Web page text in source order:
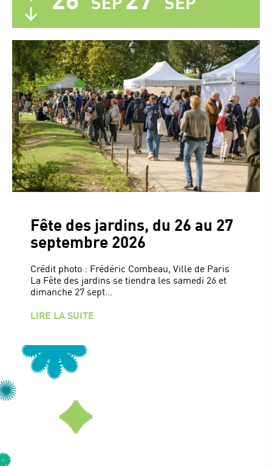
Fête des jardins, du 26 au 27
septembre 2026
Crédit photo : Frédéric Combeau, Ville de Paris
La Fête des jardins se tiendra les samedi 26 et
dimanche 27 sept...
LIRE LA SUITE